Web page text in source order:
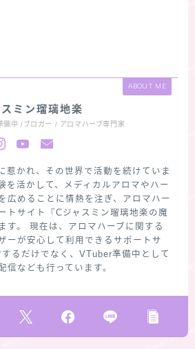
ABOUT ME
ミン瑠璃地楽
備中 /ブロガー / アロマハーブ専門家
惹かれ、その世界で活動を続けていま
を活かして、メディカルアロマやハー
広めることに情熱を注ぎ、アロマハー
トサイト『Cジャスミン瑠璃地楽の魔
す。 現在は、アロマハーブに関する
ーが安心して利用できるサポートサ
るだけでなく、VTuber準備中として
信なども行っています。